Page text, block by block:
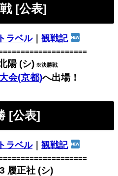
[公表]
ラベル｜ 観戦記
陽 (シ) ※決勝戦
会(京都)へ出場！
[公表]
ラベル｜ 観戦記
履正社 (シ)